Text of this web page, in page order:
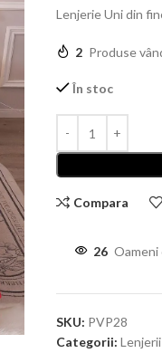
Lenjerie Uni din
2 Produse
În stoc
Compara
26 Oameni
SKU: PVP28
Categorii: